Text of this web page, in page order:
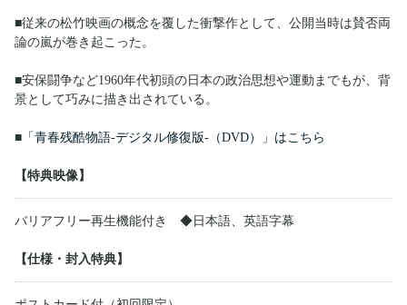
■従来の松竹映画の概念を覆した衝撃作として、公開当時は賛否両
論の嵐が巻き起こった。
■安保闘争など1960年代初頭の日本の政治思想や運動までもが、背
景として巧みに描き出されている。
■ 「青春残酷物語-デジタル修復版-（DVD）」はこちら
【特典映像】
バリアフリー再生機能付き ◆日本語、英語字幕
【仕様・封入特典】